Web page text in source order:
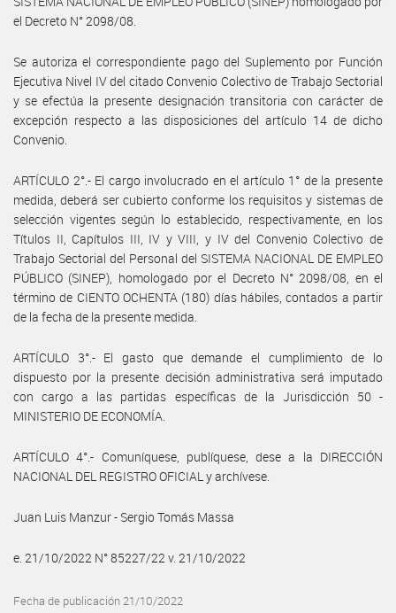
el Decreto N° 2098/08.
Se autoriza el correspondiente pago del Suplemento por Función
Ejecutiva Nivel IV del citado Convenio Colectivo de Trabajo Sectorial
y se efectúa la presente designación transitoria con carácter de
excepción respecto a las disposiciones del artículo 14 de dicho
Convenio.
ARTÍCULO 2°.- El cargo involucrado en el artículo 1° de la presente
medida, deberá ser cubierto conforme los requisitos y sistemas de
selección vigentes según lo establecido, respectivamente, en los
Títulos II, Capítulos III, IV y VIII, y IV del Convenio Colectivo de
Trabajo Sectorial del Personal del SISTEMA NACIONAL DE EMPLEO
PÚBLICO (SINEP), homologado por el Decreto N° 2098/08, en el
término de CIENTO OCHENTA (180) días hábiles, contados a partir
de la fecha de la presente medida.
ARTÍCULO 3°.- El gasto que demande el cumplimiento de lo
dispuesto por la presente decisión administrativa será imputado
con cargo a las partidas específicas de la Jurisdicción 50 -
MINISTERIO DE ECONOMÍA.
ARTÍCULO 4°.- Comuníquese, publíquese, dese a la DIRECCIÓN
NACIONAL DEL REGISTRO OFICIAL y archívese.
Juan Luis Manzur - Sergio Tomás Massa
e. 21/10/2022 N° 85227/22 v. 21/10/2022
Fecha de publicación 21/10/2022